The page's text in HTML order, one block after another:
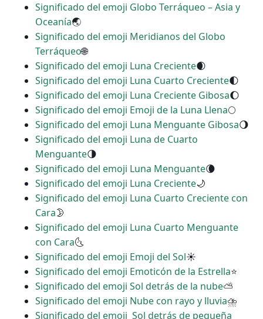
Significado del emoji Globo Terráqueo – Asia y
Oceanía🌏
Significado del emoji Meridianos del Globo
Terráqueo🌐
Significado del emoji Luna Creciente🌒
Significado del emoji Luna Cuarto Creciente🌓
Significado del emoji Luna Creciente Gibosa🌔
Significado del emoji Emoji de la Luna Llena🌕
Significado del emoji Luna Menguante Gibosa🌖
Significado del emoji Luna de Cuarto
Menguante🌗
Significado del emoji Luna Menguante🌘
Significado del emoji Luna Creciente🌙
Significado del emoji Luna Cuarto Creciente con
Cara🌛
Significado del emoji Luna Cuarto Menguante
con Cara🌜
Significado del emoji Emoji del Sol☀
Significado del emoji Emoticón de la Estrella⭐
Significado del emoji Sol detrás de la nube⛅
Significado del emoji Nube con rayo y lluvia⛈
Significado del emoji ️ Sol detrás de pequeña